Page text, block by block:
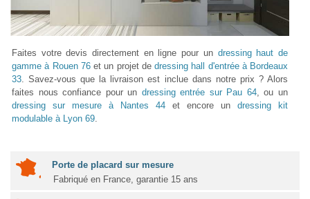
Faites votre devis directement en ligne pour un dressing haut de
gamme à Rouen 76et un projet de dressing hall d'entrée à Bordeaux
33 . Savez-vous que la livraison est inclue dans notre prix ? Alors
faites nous confiance pour un dressing entrée sur Pau 64, ou un
dressing sur mesure à Nantes 44 et encore un dressing kit
modulable à Lyon 69
Porte de placard sur mesure
Fabriqué en France, garantie 15 ans